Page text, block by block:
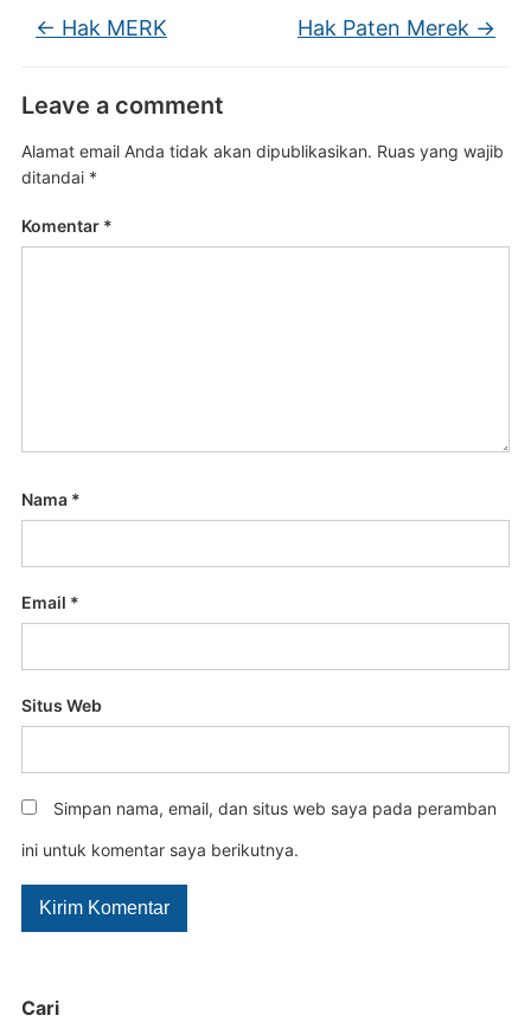
Cari
← Hak MERK Hak Paten Merek →
Leave a comment
Alamat email Anda tidak akan dipublikasikan. Ruas yang wajib
ditandai *
Komentar *
Nama *
Email *
Situs Web
Simpan nama, email, dan situs web saya pada peramban
ini untuk komentar saya berikutnya.